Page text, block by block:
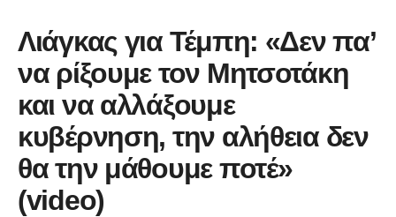
Λιάγκας για Τέμπη: «Δεν πα’
να ρίξουμε τον Μητσοτάκη
και να αλλάξουμε
κυβέρνηση, την αλήθεια δεν
θα την μάθουμε ποτέ»
(video)